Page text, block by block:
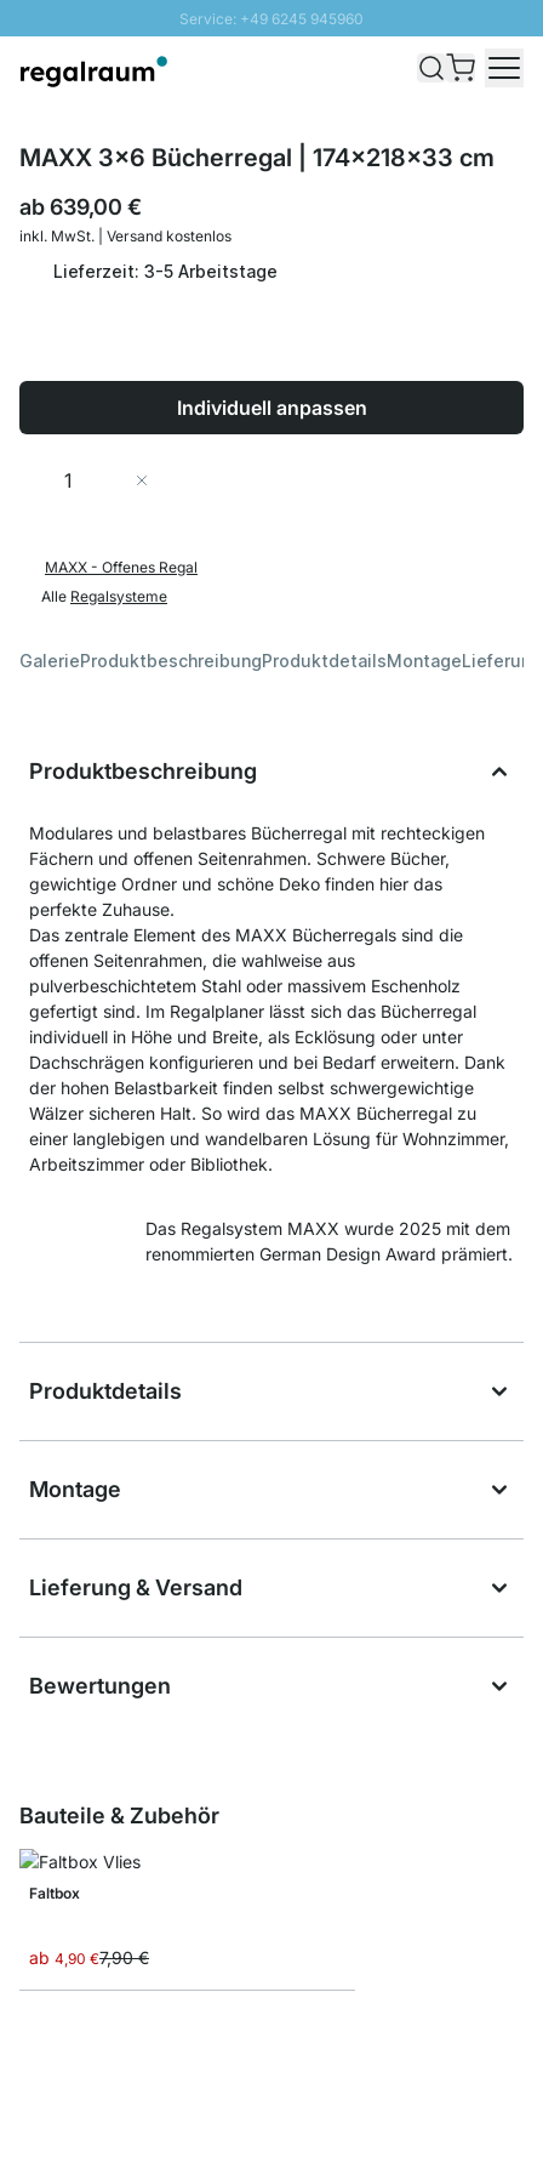
Service: +49 6245 945960
Schnelle Lieferung - Gratis Versand ab 100€
MAXX 3x6 Bücherregal | 174x218x33 cm
ab639,00 €
inkl. MwSt. | Versand kostenlos
Lieferzeit: 3-5 Arbeitstage
Individuell anpassen
Menge
MAXX - Offenes Regal
Alle Regalsysteme
GalerieProduktbeschreibungProduktdetailsMontage
Produktbeschreibung
Modulares und belastbares Bücherregal mit rechteckigen
Fächern und offenen Seitenrahmen. Schwere Bücher,
gewichtige Ordner und schöne Deko finden hier das
perfekte Zuhause.
Das zentrale Element des MAXX Bücherregals sind die
offenen Seitenrahmen, die wahlweise aus
pulverbeschichtetem Stahl oder massivem Eschenholz
gefertigt sind. Im Regalplaner lässt sich das Bücherregal
individuell in Höhe und Breite, als Ecklösung oder unter
Dachschrägen konfigurieren und bei Bedarf erweitern. Dank
der hohen Belastbarkeit finden selbst schwergewichtige
Wälzer sicheren Halt. So wird das MAXX Bücherregal zu
einer langlebigen und wandelbaren Lösung für Wohnzimmer,
Arbeitszimmer oder Bibliothek.
Das Regalsystem MAXX wurde 2025 mit dem
renommierten German Design Award prämiert.
Produktdetails
Montage
Lieferung & Versand
Bewertungen
Bauteile & Zubehör
Faltbox
ab 4,90 €7,90 €